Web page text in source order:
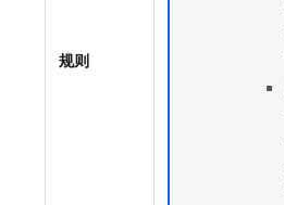
规则